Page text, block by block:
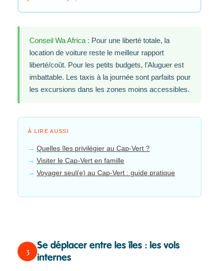
Conseil Wa Africa : Pour une liberté totale, la
location de voiture reste le meilleur rapport
liberté/coût. Pour les petits budgets, l’Aluguer est
imbattable. Les taxis à la journée sont parfaits pour
les excursions dans les zones moins accessibles.
À LIRE AUSSI
Quelles îles privilégier au Cap-Vert ?
Visiter le Cap-Vert en famille
Voyager seul(e) au Cap-Vert : guide pratique
3
Se déplacer entre les îles : les vols
internes